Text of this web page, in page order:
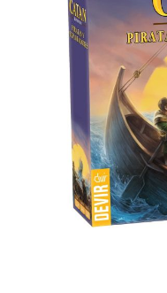
imágenes